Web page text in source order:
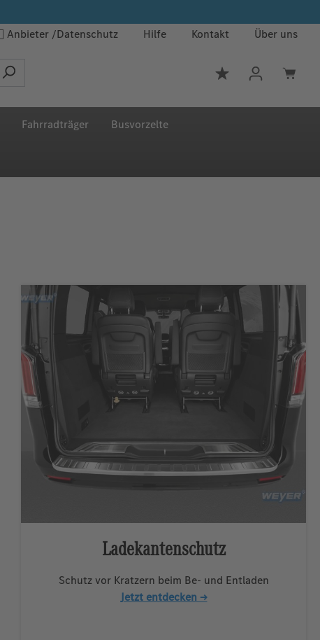
Anbieter Datenschutz Hilfe Kontakt Über uns
Du hast 0
Fahrradträger Busvorzelte
Ladekantenschutz
Schutz vor Kratzern beim Be- und Entladen
Jetzt entdecken →